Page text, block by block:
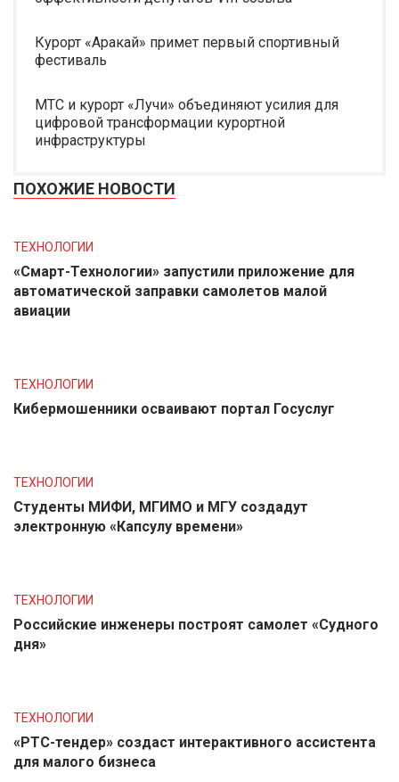
Курорт «Аракай» примет первый спортивный
фестиваль
МТС и курорт «Лучи» объединяют усилия для
цифровой трансформации курортной
инфраструктуры
ПОХОЖИЕ НОВОСТИ
ТЕХНОЛОГИИ
«Смарт-Технологии» запустили приложение для
автоматической заправки самолетов малой
авиации
ТЕХНОЛОГИИ
Кибермошенники осваивают портал Госуслуг
ТЕХНОЛОГИИ
Студенты МИФИ, МГИМО и МГУ создадут
электронную «Капсулу времени»
ТЕХНОЛОГИИ
Российские инженеры построят самолет «Судного
дня»
ТЕХНОЛОГИИ
«РТС-тендер» создаст интерактивного ассистента
для малого бизнеса